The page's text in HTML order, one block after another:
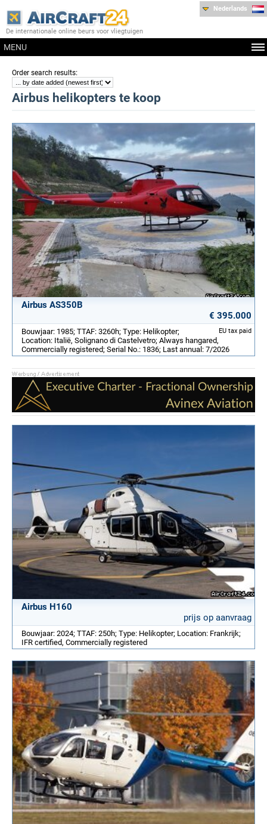
De internationale online beurs voor vliegtuigen
MENU
Nederlands
Order search results:
Airbus helikopters te koop
Airbus AS350B
€ 395.000
EU tax paid
Bouwjaar: 1985; TTAF: 3260h; Type: Helikopter;
Location: Italië, Solignano di Castelvetro; Always hangared,
Commercially registered; Serial No.: 1836; Last annual: 7/2026
Airbus H160
prijs op aanvraag
Bouwjaar: 2024; TTAF: 250h; Type: Helikopter; Location: Frankrijk;
IFR certified, Commercially registered